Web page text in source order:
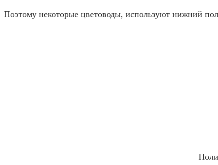
Поэтому некоторые цветоводы, используют нижний